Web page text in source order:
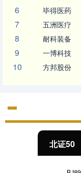
6 毕得医药
7 五洲医疗
8 耐科装备
9 一博科技
10 方邦股份
北证50